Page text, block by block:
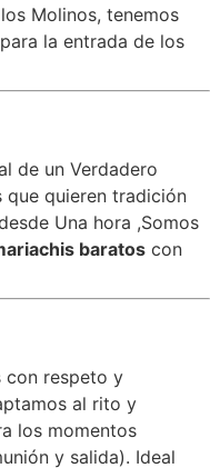
Molinos, tenemos
la entrada de los
de un Verdadero
que quieren tradición
Una hora ,Somos
baratos con
con respeto y
al rito y
los momentos
y salida). Ideal